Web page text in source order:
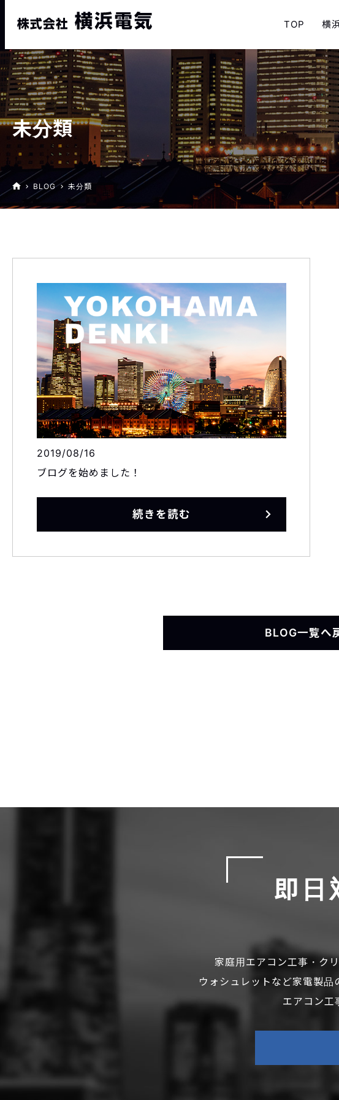
TOP 横
未分類
BLOG 未分類
2019/08/16
ブログを始めました！
続きを読む
BLOG一覧へ
即日
家庭用エアコン工事・ク
ウォシュレットなど家電製品
エアコン工